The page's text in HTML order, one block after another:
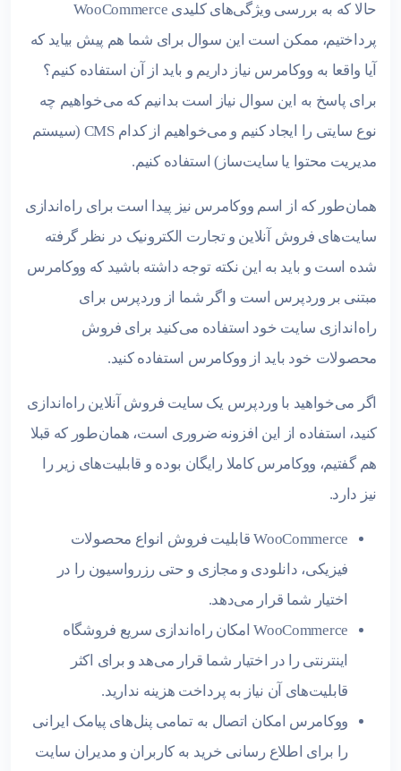
حالا که به بررسی ویژگی‌های کلیدی WooCommerce
پرداختیم، ممکن است این سوال برای شما هم پیش بیاید که
آیا واقعا به ووکامرس نیاز داریم و باید از آن استفاده کنیم؟
برای پاسخ به این سوال نیاز است بدانیم که می‌خواهیم چه
نوع سایتی را ایجاد کنیم و می‌خواهیم از کدام CMS (سیستم
مدیریت محتوا یا سایت‌ساز) استفاده کنیم.
همان‌طور که از اسم ووکامرس نیز پیدا است برای راه‌اندازی
سایت‌های فروش آنلاین و تجارت الکترونیک در نظر گرفته
شده است و باید به این نکته توجه داشته باشید که ووکامرس
مبتنی بر وردپرس است و اگر شما از وردپرس برای
راه‌اندازی سایت خود استفاده می‌کنید برای فروش
محصولات خود باید از ووکامرس استفاده کنید.
اگر می‌خواهید با وردپرس یک سایت فروش آنلاین راه‌اندازی
کنید، استفاده از این افزونه ضروری است، همان‌طور که قبلا
هم گفتیم، ووکامرس کاملا رایگان بوده و قابلیت‌های زیر را
نیز دارد.
WooCommerce قابلیت فروش انواع محصولات
فیزیکی، دانلودی و مجازی و حتی رزرواسیون را در
اختیار شما قرار می‌دهد.
WooCommerce امکان راه‌اندازی سریع فروشگاه
اینترنتی را در اختیار شما قرار می‌هد و برای اکثر
قابلیت‌های آن نیاز به پرداخت هزینه ندارید.
ووکامرس امکان اتصال به تمامی پنل‌های پیامک ایرانی
را برای اطلاع رسانی خرید به کاربران و مدیران سایت